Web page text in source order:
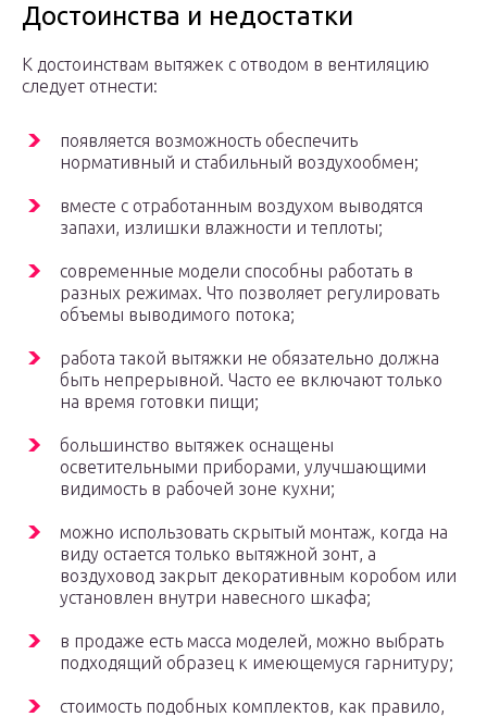
Достоинства и недостатки
К достоинствам вытяжек с отводом в вентиляцию
следует отнести:
появляется возможность обеспечить
нормативный и стабильный воздухообмен;
вместе с отработанным воздухом выводятся
запахи, излишки влажности и теплоты;
современные модели способны работать в
разных режимах. Что позволяет регулировать
объемы выводимого потока;
работа такой вытяжки не обязательно должна
быть непрерывной. Часто ее включают только
на время готовки пищи;
большинство вытяжек оснащены
осветительными приборами, улучшающими
видимость в рабочей зоне кухни;
можно использовать скрытый монтаж, когда на
виду остается только вытяжной зонт, а
воздуховод закрыт декоративным коробом или
установлен внутри навесного шкафа;
в продаже есть масса моделей, можно выбрать
подходящий образец к имеющемуся гарнитуру;
стоимость подобных комплектов, как правило,